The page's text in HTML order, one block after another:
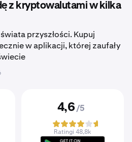
z kryptowalutami w kilka
przyszłości. Kupuj
w aplikacji, której zaufały
4,6 /5
Ratingi 48,8k